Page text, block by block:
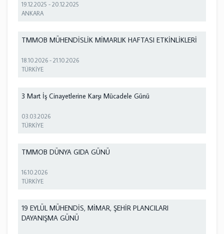
19.12.2025 -20.12.2025
ANKARA
TMMOB MÜHENDİSLİK MİMARLIK HAFTASI ETKİNLİKLERİ
18.10.2026 -21.10.2026
TÜRKİYE
3 Mart İş Cinayetlerine Karşı Mücadele Günü
03.03.2026
TÜRKİYE
TMMOB DÜNYA GIDA GÜNÜ
16.10.2026
TÜRKİYE
19 EYLÜL MÜHENDİS, MİMAR, ŞEHİR PLANCILARI
DAYANIŞMA GÜNÜ